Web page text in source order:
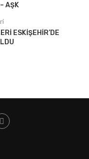
AŞK
ESKIŞEHIR’DE